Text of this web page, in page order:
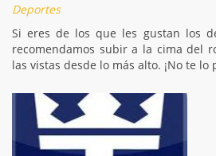
Deportes
Si eres de los que les gustan los
recomendamos subir a la cima del
las vistas desde lo más alto. ¡No te lo